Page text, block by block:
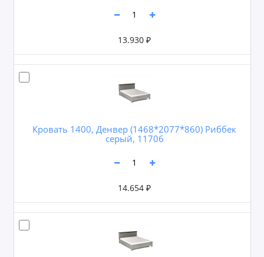
13.930 ₽
Кровать 1400, Денвер (1468*2077*860) Риббек
серый, 11706
14.654 ₽